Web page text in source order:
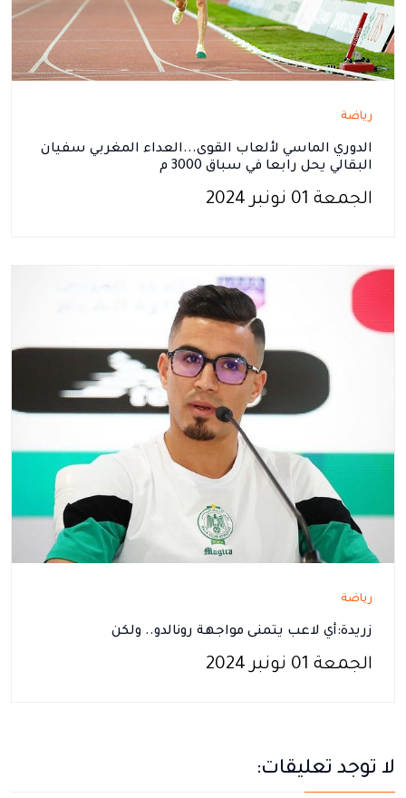
رياضة
الدوري الماسي لألعاب القوى...العداء المغربي سفيان
البقالي يحل رابعا في سباق 3000 م
الجمعة 01 نونبر 2024
رياضة
زريدة:أي لاعب يتمنى مواجهة رونالدو.. ولكن
الجمعة 01 نونبر 2024
لا توجد تعليقات: